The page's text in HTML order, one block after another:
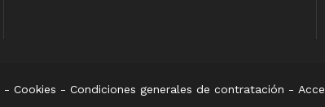
- Cookies - Condiciones generales de contratación -